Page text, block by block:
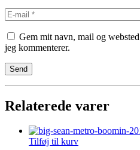
Gem mit navn, mail og
jeg kommenterer.
Relaterede varer
Tilføj til kurv